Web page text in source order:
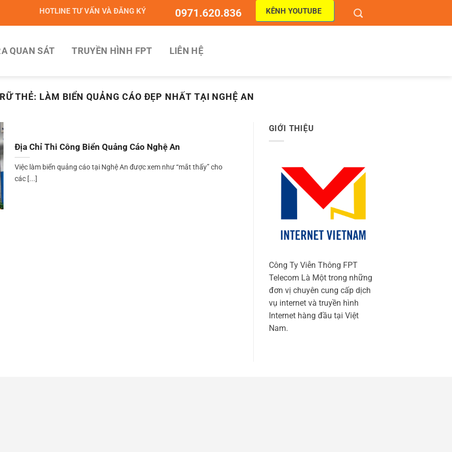
HOTLINE TƯ VẤN VÀ ĐĂNG KÝ 0971.620.836 KÊNH YOUTUBE
QUAN SÁT TRUYỀN HÌNH FPT LIÊN HỆ
THẺ: LÀM BIỂN QUẢNG CÁO ĐẸP NHẤT TẠI NGHỆ AN
Địa Chỉ Thi Công Biển Quảng Cáo Nghệ An
Việc làm biển quảng cáo tại Nghệ An được xem như “mắt thấy” cho
các [...]
GIỚI THIỆU
Công Ty Viễn Thông FPT
Telecom Là Một trong những
đơn vị chuyên cung cấp dịch
vụ internet và truyền hình
Internet hàng đầu tại Việt
Nam.